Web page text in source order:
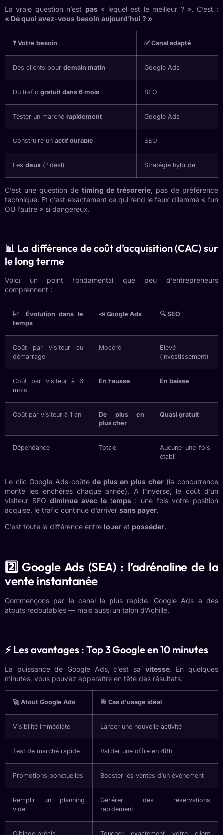
La vraie question n’est pas« lequel est le meilleur ? ». C’est :
« De quoi avez-vous besoin aujourd’hui ? »
❓ Votre besoin ✅ Canal adapté
Des clients pour demain matin Google Ads
Du trafic gratuit dans 6 mois SEO
Tester un marché rapidement Google Ads
Construire un actif durable SEO
Les deux (l’idéal) Stratégie hybride
C’est une question de timing de trésorerie, pas de préférence
technique. Et c’est exactement ce qui rend le faux dilemme « l’un
OU l’autre » si dangereux.
📊 La différence de coût d’acquisition (CAC) sur
le long terme
Voici un point fondamental que peu d’entrepreneurs
comprennent :
📈 Évolution dans le
temps
📣 Google Ads 🔍 SEO
Coût par visiteur au
démarrage
Modéré
Élevé
(investissement)
Coût par visiteur à 6
mois
En hausse En baisse
Coût par visiteur à 1 an
De plus en
plus cher
Quasi gratuit
Dépendance Totale
Aucune une fois
établi
Le clic Google Ads coûtede plus en plus cher(la concurrence
monte les enchères chaque année). À l’inverse, le coût d’un
visiteur SEOdiminue avec le temps: une fois votre position
acquise, le trafic continue d’arriver sans payer.
C’est toute la différence entre louer et posséder.
2️⃣ Google Ads (SEA) : l’adrénaline de la
vente instantanée
Commençons par le canal le plus rapide. Google Ads a des
atouts redoutables — mais aussi un talon d’Achille.
⚡ Les avantages : Top 3 Google en 10 minutes
La puissance de Google Ads, c’est sa vitesse. En quelques
minutes, vous pouvez apparaître en tête des résultats.
🚀 Atout Google Ads 🎯 Cas d’usage idéal
Visibilité immédiate Lancer une nouvelle activité
Test de marché rapide Valider une offre en 48h
Promotions ponctuelles Booster les ventes d’un événement
Remplir un planning
vide
Générer des réservations
rapidement
Ciblage précis Toucher exactement votre client